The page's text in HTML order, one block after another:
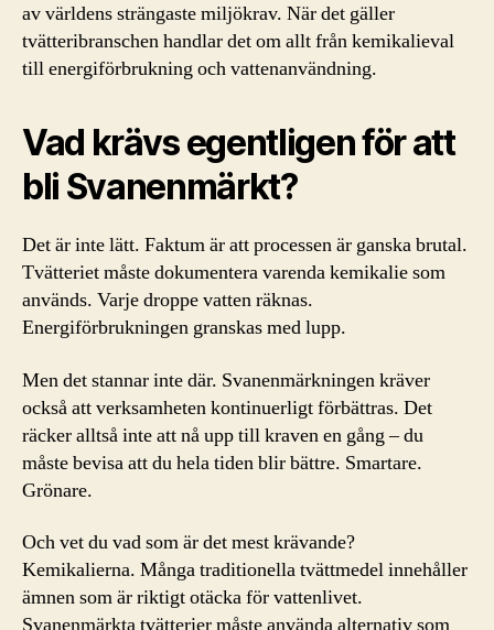
av världens strängaste miljökrav. När det gäller
tvätteribranschen handlar det om allt från kemikalieval
till energiförbrukning och vattenanvändning.
Vad krävs egentligen för att
bli Svanenmärkt?
Det är inte lätt. Faktum är att processen är ganska brutal.
Tvätteriet måste dokumentera varenda kemikalie som
används. Varje droppe vatten räknas.
Energiförbrukningen granskas med lupp.
Men det stannar inte där. Svanenmärkningen kräver
också att verksamheten kontinuerligt förbättras. Det
räcker alltså inte att nå upp till kraven en gång – du
måste bevisa att du hela tiden blir bättre. Smartare.
Grönare.
Och vet du vad som är det mest krävande?
Kemikalierna. Många traditionella tvättmedel innehåller
ämnen som är riktigt otäcka för vattenlivet.